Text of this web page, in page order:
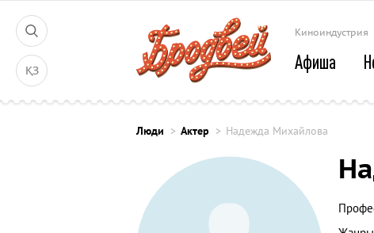
ҚЗ
Киноиндустрия
Афиша
Люди Актер Надежда Михайлова